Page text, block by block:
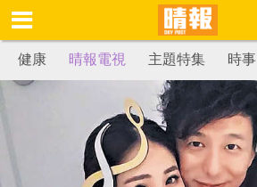
健康 晴報電視 主題特集 時事